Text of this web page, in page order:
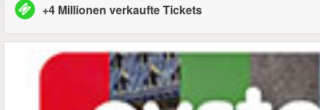
+4 Millionen verkaufte Tickets